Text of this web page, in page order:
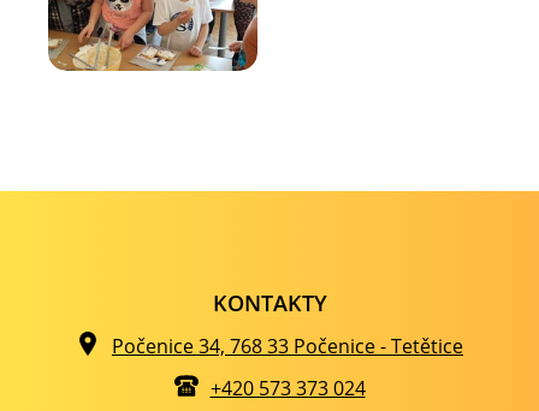
KONTAKTY
Počenice 34, 768 33 Počenice - Tetětice
+420 573 373 024